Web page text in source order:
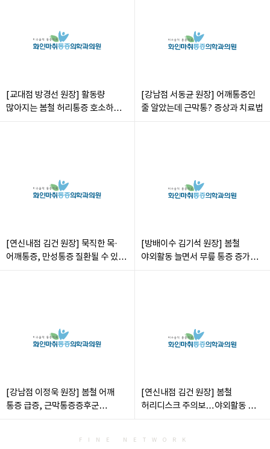
[교대점 방경선 원장] 활동량
많아지는 봄철 허리통증 호소하는
[강남점 서동균 원장] 어깨통증인
줄 알았는데 근막통? 증상과 치료법
[연신내점 김건 원장] 묵직한 목·
어깨통증, 만성통증 질환될 수 있어
[방배이수 김기석 원장] 봄철
야외활동 늘면서 무릎 통증 증가…
[강남점 이정욱 원장] 봄철 어깨
통증 급증, 근막통증증후군
[연신내점 김건 원장] 봄철
허리디스크 주의보…야외활동 부상
FINE NETWORK